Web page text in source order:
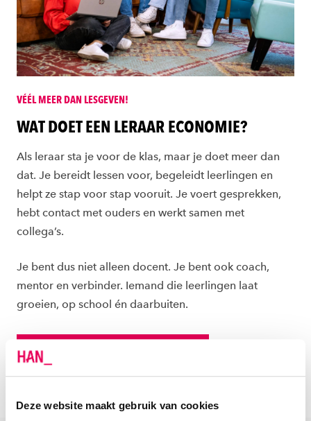
Deze website maakt gebruik van cookies
VÉÉL MEER DAN LESGEVEN!
WAT DOET EEN LERAAR ECONOMIE?
Als leraar sta je voor de klas, maar je doet meer dan
dat. Je bereidt lessen voor, begeleidt leerlingen en
helpt ze stap voor stap vooruit. Je voert gesprekken,
hebt contact met ouders en werkt samen met
collega’s.
Je bent dus niet alleen docent. Je bent ook coach,
mentor en verbinder. Iemand die leerlingen laat
groeien, op school én daarbuiten.
Lees meer over jouw rol als leraar